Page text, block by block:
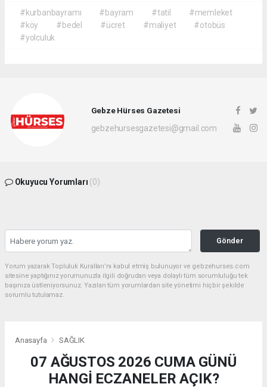
#kurbanbayramı #bayram #tatil
#memleket
#köy
#bedel #ücret #maliyet
#otobüs
#yolculuk
Gebze Hürses Gazetesi
gebzehursesgazetesi@gmail.com
Okuyucu Yorumları (0)
Gönder
Yorum yazarak Topluluk Kuralları’nı kabul etmiş bulunuyor ve gebzehurses.com
sitesine yaptığınız yorumunuzla ilgili doğrudan veya dolaylı tüm sorumluluğu tek
başınıza üstleniyorsunuz. Yazılan tüm yorumlardan site yönetimi hiçbir şekilde
sorumlu tutulamaz.
Anasayfa SAĞLIK
07 AĞUSTOS 2026 CUMA GÜNÜ
HANGİ ECZANELER AÇIK?